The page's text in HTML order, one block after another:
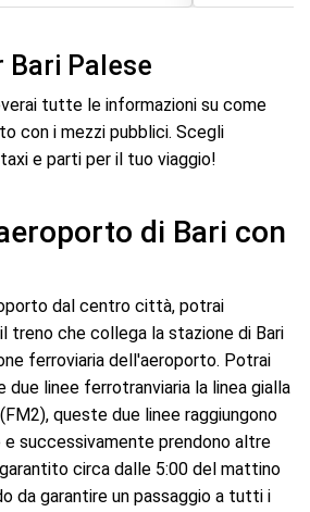
Palese
tutte le informazioni su come
con i mezzi pubblici. Scegli
e parti per il tuo viaggio!
di Bari con
dal centro città, potrai
treno che collega la stazione di Bari
ferroviaria dell'aeroporto. Potrai
due linee ferrotranviaria la linea gialla
queste due linee raggiungono
successivamente prendono altre
circa dalle 5:00 del mattino
da garantire un passaggio a tutti i